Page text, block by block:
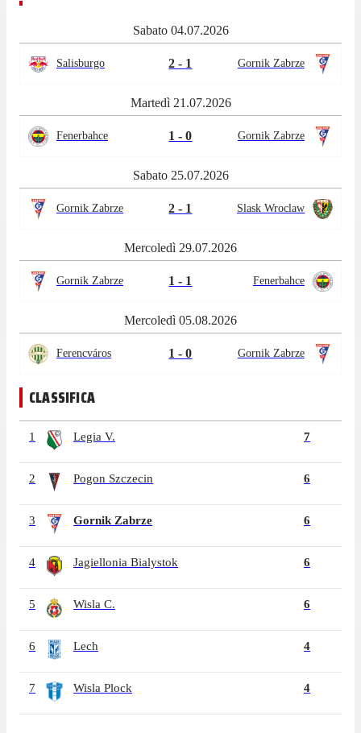
Sabato 04.07.2026
Salisburgo 2 - 1 Gornik Zabrze
Martedì 21.07.2026
Fenerbahce 1 - 0 Gornik Zabrze
Sabato 25.07.2026
Gornik Zabrze 2 - 1 Slask Wroclaw
Mercoledì 29.07.2026
Gornik Zabrze 1 - 1 Fenerbahce
Mercoledì 05.08.2026
Ferencváros 1 - 0 Gornik Zabrze
CLASSIFICA
1 Legia V. 7
2 Pogon Szczecin 6
3 Gornik Zabrze 6
4 Jagiellonia Bialystok 6
5 Wisla C. 6
6 Lech 4
7 Wisla Plock 4